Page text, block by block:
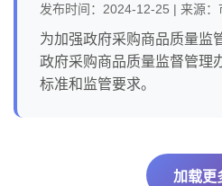
发布时间：2024-12-25 | 来源：
为加强政府采购商品质量监
政府采购商品质量监督管理
标准和监管要求。
加载更